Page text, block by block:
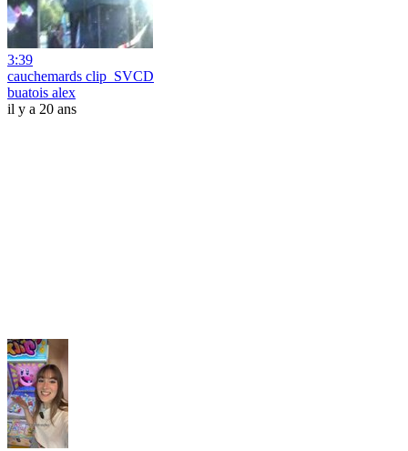
3:39
cauchemards clip_SVCD
buatois alex
il y a 20 ans